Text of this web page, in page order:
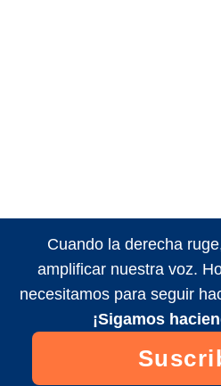
Cuando la derecha
amplificar nuestra voz.
necesitamos para seguir
¡Sigamos